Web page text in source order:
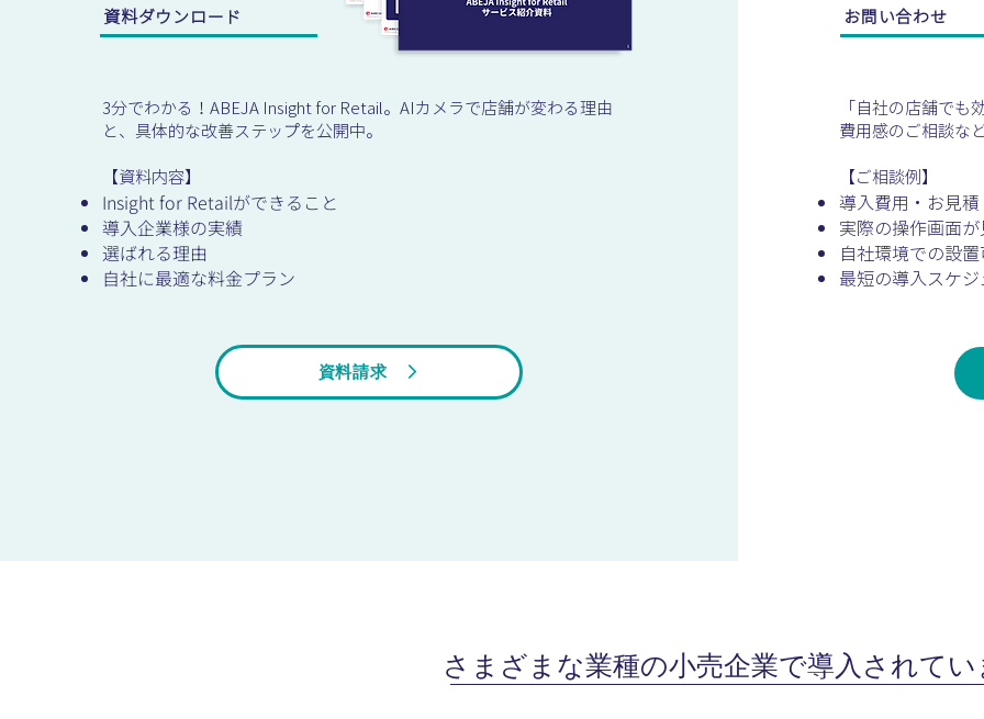
資料ダウンロード
3分でわかる！ABEJA Insight for Retail。AIカメラで店舗が変わる理由
と、具体的な改善ステップを公開中。
【資料内容】
Insight for Retailができること
導入企業様の実績
選ばれる理由
自社に最適な料金プラン
資料請求
お問い合わせ
「自社の店舗でも
費用感のご相談な
【ご相談例】
導入費用・お見
実際の操作画面
自社環境での設
最短の導入スケ
さまざまな業種の小売企業で導入されて